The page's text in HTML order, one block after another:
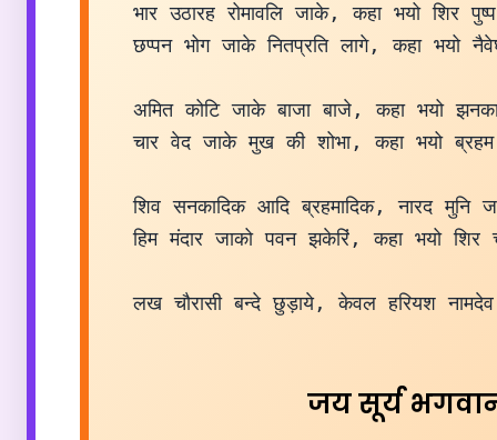
भार उठारह रोमावलि जाके, कहा भयो शिर
छप्पन भोग जाके नितप्रति लागे, कहा भयो
अमित कोटि जाके बाजा बाजे, कहा भयो
चार वेद जाके मुख की शोभा, कहा भयो
शिव सनकादिक आदि ब्रहमादिक, नारद मुनि
हिम मंदार जाको पवन झकेरिं, कहा भयो शिर
लख चौरासी बन्दे छुड़ाये, केवल हरियश
जय सूर्य